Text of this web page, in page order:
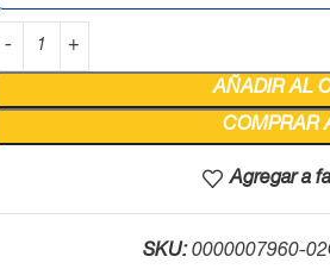
AÑADIR AL
COMPRAR
Agregar a
SKU:0000007960-02